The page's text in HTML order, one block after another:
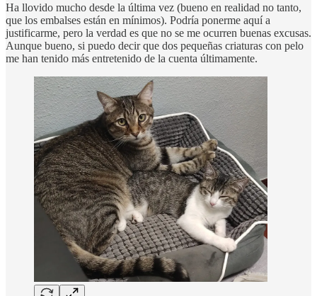
Ha llovido mucho desde la última vez (bueno en realidad no tanto,
que los embalses están en mínimos). Podría ponerme aquí a
justificarme, pero la verdad es que no se me ocurren buenas excusas.
Aunque bueno, si puedo decir que dos pequeñas criaturas con pelo
me han tenido más entretenido de la cuenta últimamente.